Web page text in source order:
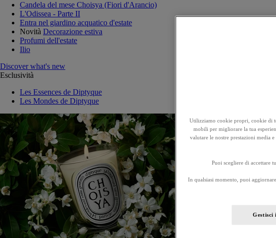
Candela del mese Choisya (Fiori d'Arancio)
L'Odissea - Parte II
Entra nel giardino acquatico d'estate
Novità Decorazione estiva
Profumi dell'estate
Ilio
Discover what's new
Esclusività
Les Essences de Diptyque
Les Mondes de Diptyque
Utilizziamo cookie propri, cookie di
mobili per migliorare la tua
valutare le nostre prestazioni media
Puoi scegliere di accettare
In qualsiasi momento, puoi
Gestisci